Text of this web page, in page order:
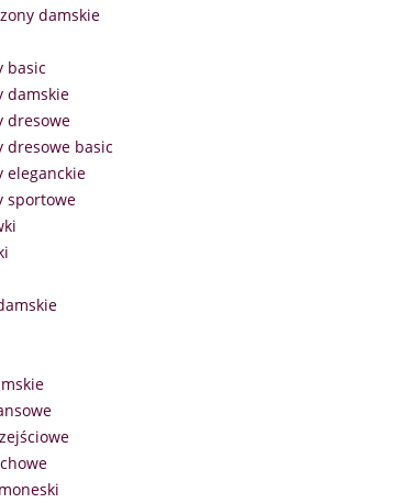
damskie
basic
damskie
dresowe
dresowe basic
eleganckie
sportowe